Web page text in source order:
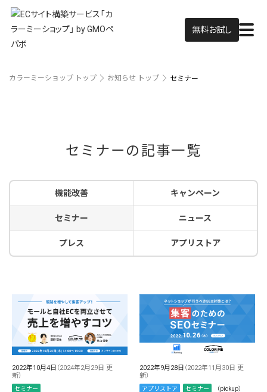
無料お試し
カラーミーショップ トップ お知らせ トップ セミナー
セミナーの記事一覧
機能改善 キャンペーン
セミナー ニュース
プレス アプリストア
2022年10月4日 （2024年2月29日 更
新）
セミナー
2022年9月28日 （2022年11月30日 更
新）
アプリストア セミナー （pickup）